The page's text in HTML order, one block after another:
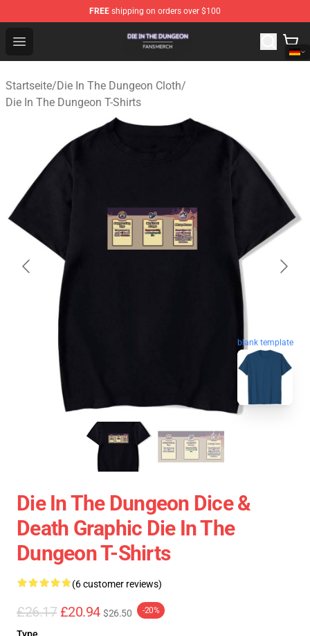
FREE shipping on orders over $100
Open menu
Die In The Dungeon Shop - Official Die In The Dungeon
Startseite/Die In The Dungeon Cloth/
Die In The Dungeon T-Shirts
blank template
Die In The Dungeon Dice &
Death Graphic Die In The
Dungeon T-Shirts
(6 customer reviews)
£26.17 £20.94 $26.50 -20%